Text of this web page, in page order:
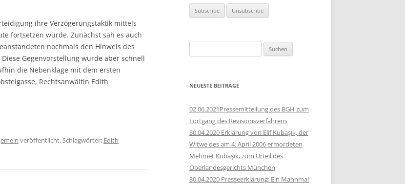
ihre Verzögerungstaktik mittels
fortsetzen würde. Zunächst sah es auch
nochmals den Hinweis des
Gegenvorstellung wurde aber schnell
die Nebenklage mit dem ersten
Rechtsanwältin Edith
veröffentlicht. Schlagwörter: Edith
nach:
NEUESTE BEITRÄGE
02.06.2021Pressemitteilung des BGH zum
Fortgang des Revisionsverfahrens
30.04.2020 Erklärung von Elif Kubaşık, der
Witwe des am 4. April 2006 ermordeten
Mehmet Kubaşık, zum Urteil des
Oberlandesgerichts München
30.04.2020 Presseerklärung: Ein Mahnmal